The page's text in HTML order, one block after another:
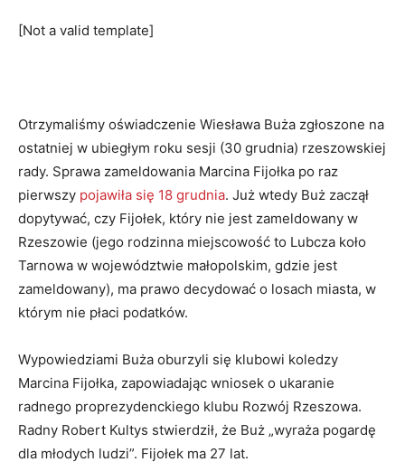
[Not a valid template]
Otrzymaliśmy oświadczenie Wiesława Buża zgłoszone na
ostatniej w ubiegłym roku sesji (30 grudnia) rzeszowskiej
rady. Sprawa zameldowania Marcina Fijołka po raz
pierwszy pojawiła się 18 grudnia. Już wtedy Buż zaczął
dopytywać, czy Fijołek, który nie jest zameldowany w
Rzeszowie (jego rodzinna miejscowość to Lubcza koło
Tarnowa w województwie małopolskim, gdzie jest
zameldowany), ma prawo decydować o losach miasta, w
którym nie płaci podatków.
Wypowiedziami Buża oburzyli się klubowi koledzy
Marcina Fijołka, zapowiadając wniosek o ukaranie
radnego proprezydenckiego klubu Rozwój Rzeszowa.
Radny Robert Kultys stwierdził, że Buż „wyraża pogardę
dla młodych ludzi”. Fijołek ma 27 lat.